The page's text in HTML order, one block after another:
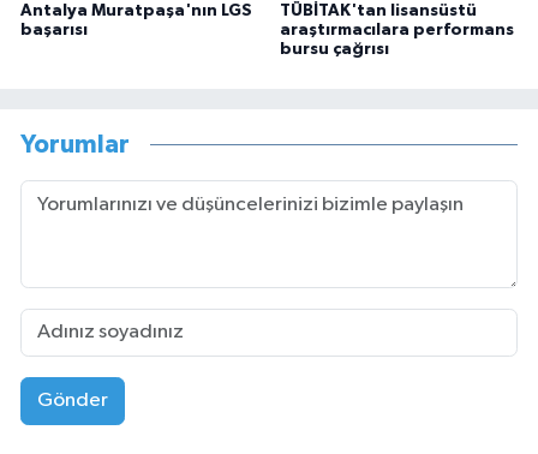
Antalya Muratpaşa'nın LGS
başarısı
TÜBİTAK'tan lisansüstü
araştırmacılara performans
bursu çağrısı
Yorumlar
Gönder